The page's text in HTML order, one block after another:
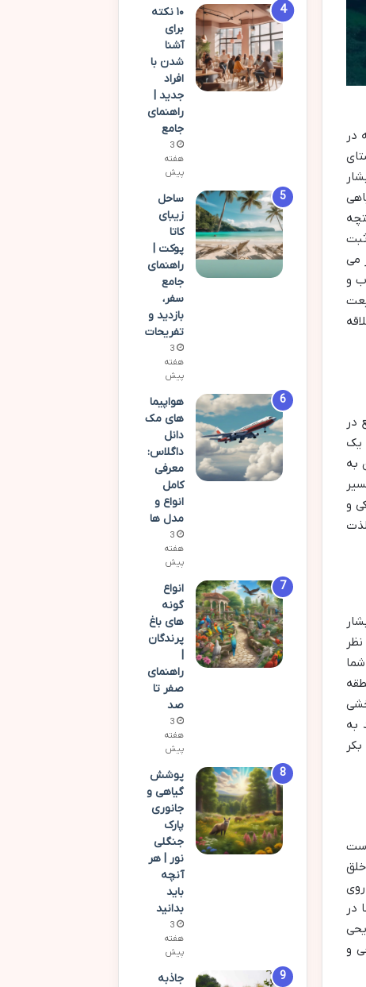
در
می
و
در
یک
آن به
و
به
در
و
۱۰ نکته
برای
آشنا
شدن با
افراد
جدید |
راهنمای
جامع
3
هفته
پیش
ساحل
زیبای
کاتا
پوکت |
راهنمای
جامع
سفر،
بازدید و
تفریحات
3
هفته
پیش
هواپیما
های مک
دانل
داگلاس:
معرفی
کامل
انواع و
مدل ها
3
هفته
پیش
انواع
گونه
های باغ
پرندگان
|
راهنمای
صفر تا
صد
3
هفته
پیش
پوشش
گیاهی و
جانوری
پارک
جنگلی
نور | هر
آنچه
باید
بدانید
3
هفته
پیش
جاذبه